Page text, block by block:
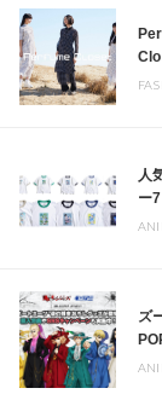
シ
人
ー
ズ